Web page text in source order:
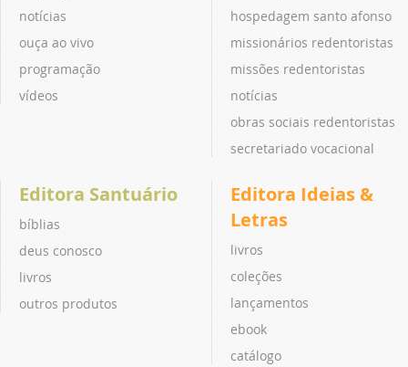
notícias
ouça ao vivo
programação
vídeos
hospedagem santo afonso
missionários redentoristas
missões redentoristas
notícias
obras sociais redentoristas
secretariado vocacional
Editora Santuário
bíblias
deus conosco
livros
outros produtos
Editora Ideias &
Letras
livros
coleções
lançamentos
ebook
catálogo